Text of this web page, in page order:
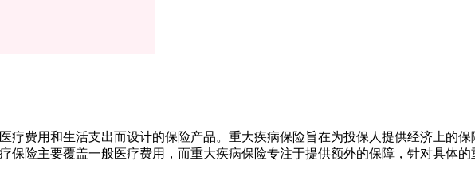
疗费用和生活支出而设计的保险产品。重大疾病保险旨在为投保人提供经济上的
保险主要覆盖一般医疗费用，而重大疾病保险专注于提供额外的保障，针对具体的